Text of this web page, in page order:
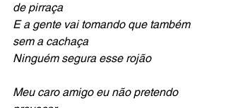
de pirraça
E a gente vai tomando que também
sem a cachaça
Ninguém segura esse rojão
Meu caro amigo eu não pretendo